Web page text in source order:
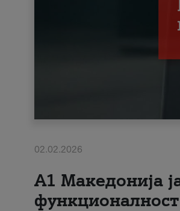
02.02.2026
А1 Македонија